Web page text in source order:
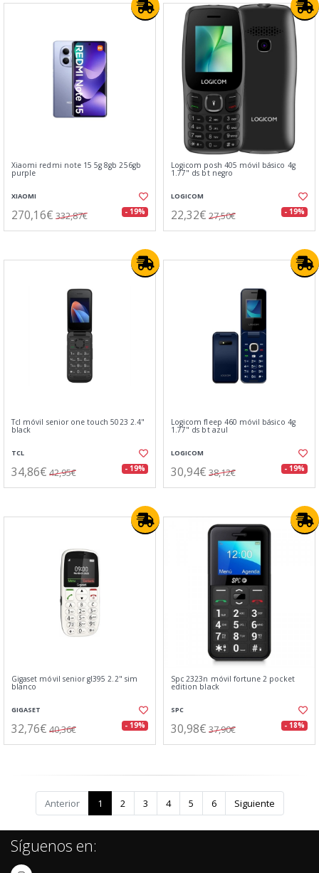
Xiaomi redmi note 15 5g 8gb 256gb
purple
XIAOMI
270,16€ 332,87€ - 19%
Logicom posh 405 móvil básico 4g
1.77" ds bt negro
LOGICOM
22,32€ 27,50€ - 19%
Tcl móvil senior one touch 5023 2.4"
black
TCL
34,86€ 42,95€ - 19%
Logicom fleep 460 móvil básico 4g
1.77" ds bt azul
LOGICOM
30,94€ 38,12€ - 19%
Gigaset móvil senior gl395 2.2" sim
blanco
GIGASET
32,76€ 40,36€ - 19%
Spc 2323n móvil fortune 2 pocket
edition black
SPC
30,98€ 37,90€ - 18%
Anterior 1 2 3 4 5 6 Siguiente
Síguenos en: